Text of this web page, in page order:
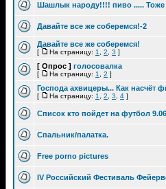
Шашлык народу!!!! пиво ..... Тоже
Давайте все же соберемся!-2
Давайте все же соберемся!
[ На страницу: 1 2 3 ]
[ Опрос ] голосовалка
[ На страницу: 1 2 ]
Господа ахвицеры... Как насчёт
[ На страницу: 1 2 3 4 ]
Список кто пойдет на футбол
Спальник/палатка.
Free porno pictures
IV Российский Фестиваль